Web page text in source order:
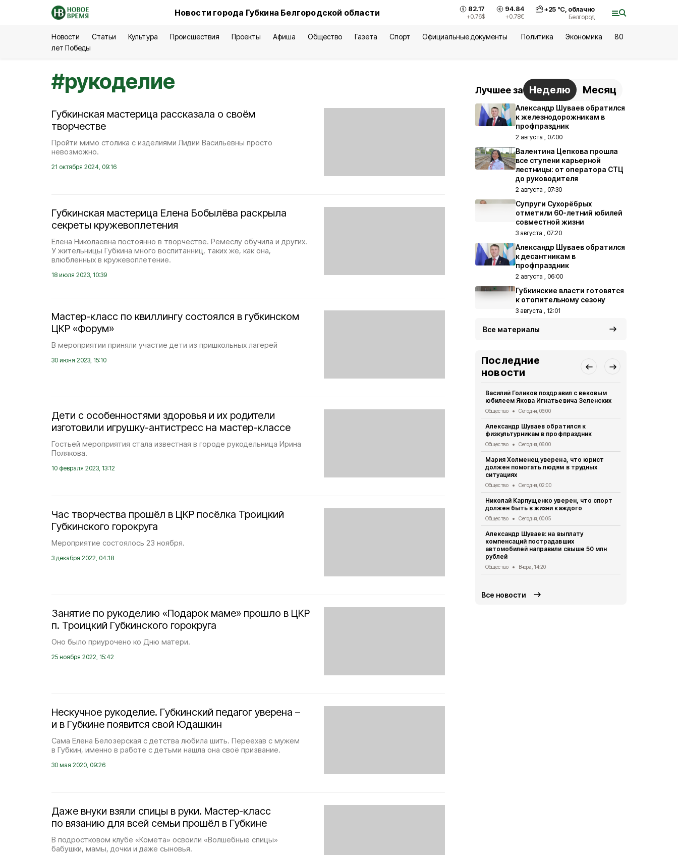
Новости города Губкина Белгородской области 82.17
+0.76$
94.84
+0.78€
+25°С, облачно
Белгород
Новости Статьи Культура Происшествия Проекты Афиша Общество Газета Спорт Официальные документы Политика Экономика
80
лет Победы
#рукоделие
Губкинская мастерица рассказала о своём
творчестве
Пройти мимо столика с изделиями Лидии Васильевны просто
невозможно.
21 октября 2024, 09:16
Губкинская мастерица Елена Бобылёва раскрыла
секреты кружевоплетения
Елена Николаевна постоянно в творчестве. Ремеслу обучила и других.
У жительницы Губкина много воспитанниц, таких же, как она,
влюбленных в кружевоплетение.
18 июля 2023, 10:39
Мастер-класс по квиллингу состоялся в губкинском
ЦКР «Форум»
В мероприятии приняли участие дети из пришкольных лагерей
30 июня 2023, 15:10
Дети с особенностями здоровья и их родители
изготовили игрушку-антистресс на мастер-классе
Гостьей мероприятия стала известная в городе рукодельница Ирина
Полякова.
10 февраля 2023, 13:12
Час творчества прошёл в ЦКР посёлка Троицкий
Губкинского горокруга
Мероприятие состоялось 23 ноября.
3 декабря 2022, 04:18
Занятие по рукоделию «Подарок маме» прошло в ЦКР
п. Троицкий Губкинского горокруга
Оно было приурочено ко Дню матери.
25 ноября 2022, 15:42
Нескучное рукоделие. Губкинский педагог уверена –
и в Губкине появится свой Юдашкин
Сама Елена Белозерская с детства любила шить. Переехав с мужем
в Губкин, именно в работе с детьми нашла она своё призвание.
30 мая 2020, 09:26
Даже внуки взяли спицы в руки. Мастер-класс
по вязанию для всей семьи прошёл в Губкине
В подростковом клубе «Комета» освоили «Волшебные спицы»
бабушки, мамы, дочки и даже сыновья.
Лучшее за Неделю Месяц
Александр Шуваев обратился
к железнодорожникам в
профпраздник
2 августа , 07:00
Валентина Цепкова прошла
все ступени карьерной
лестницы: от оператора СТЦ
до руководителя
2 августа , 07:30
Супруги Сухорёбрых
отметили 60-летний юбилей
совместной жизни
3 августа , 07:20
Александр Шуваев обратился
к десантникам в
профпраздник
2 августа , 06:00
Губкинские власти готовятся
к отопительному сезону
3 августа , 12:01
Все материалы
Последние
новости
Василий Голиков поздравил с вековым
юбилеем Якова Игнатьевича Зеленских
Общество Сегодня, 06:00
Александр Шуваев обратился к
физкультурникам в профпраздник
Общество Сегодня, 06:00
Мария Холменец уверена, что юрист
должен помогать людям в трудных
ситуациях
Общество Сегодня, 02:00
Николай Карпущенко уверен, что спорт
должен быть в жизни каждого
Общество Сегодня, 00:05
Александр Шуваев: на выплату
компенсаций пострадавших
автомобилей направили свыше 50 млн
рублей
Общество Вчера, 14:20
Все новости